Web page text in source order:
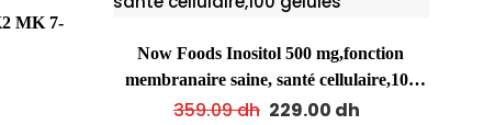
Now Foods Inositol 500 mg,fonction
membranaire saine, santé cellulaire,100
gélules
359.09dh 229.00 dh